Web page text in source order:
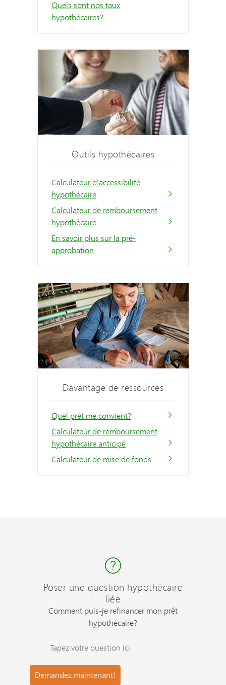
Quels sont nos taux
hypothécaires?
Outils hypothécaires
Calculateur d'accessibilité
hypothécaire
Calculateur de remboursement
hypothécaire
En savoir plus sur la pré-
approbation
Davantage de ressources
Quel prêt me convient?
Calculateur de remboursement
hypothécaire anticipé
Calculateur de mise de fonds
Poser une question hypothécaire
liée
Comment puis-je refinancer mon prêt
hypothécaire?